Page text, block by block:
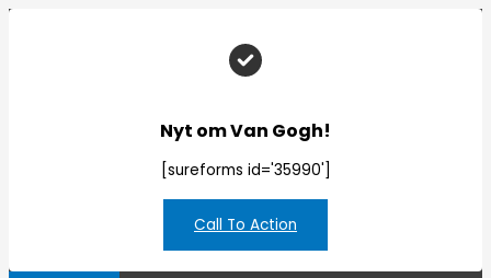
Nyt om Van Gogh!
[sureforms id='35990']
Call To Action